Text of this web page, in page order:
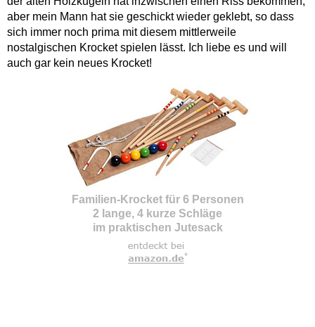
aber mein Mann hat sie geschickt wieder geklebt, so dass
sich immer noch prima mit diesem mittlerweile
nostalgischen Krocket spielen lässt. Ich liebe es und will
auch gar kein neues Krocket!
Familien-Krocket für 6 Personen
2 lange, 4 kurze Schläge
im praktischen Jutesack
*